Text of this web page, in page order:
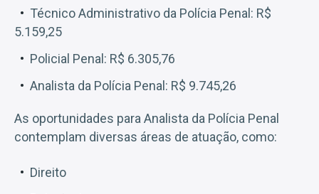
Técnico Administrativo da Polícia Penal: R$
5.159,25
Policial Penal: R$ 6.305,76
Analista da Polícia Penal: R$ 9.745,26
As oportunidades para Analista da Polícia Penal
contemplam diversas áreas de atuação, como:
Direito